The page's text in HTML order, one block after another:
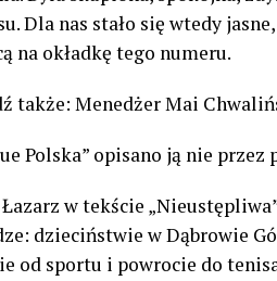
Dla nas stało się wtedy
na okładkę tego numeru.
także: Menedżer Mai
Polska” opisano ją nie
Łazarz w tekście
dzieciństwie w Dąbrowie
od sportu i powrocie do